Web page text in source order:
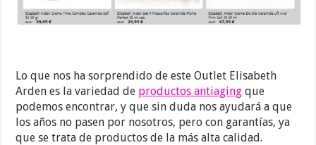
Lo que nos ha sorprendido de este Outlet Elisabeth
Arden es la variedad de productos antiaging que
podemos encontrar, y que sin duda nos ayudará a que
los años no pasen por nosotros, pero con garantías, ya
que se trata de productos de la más alta calidad.